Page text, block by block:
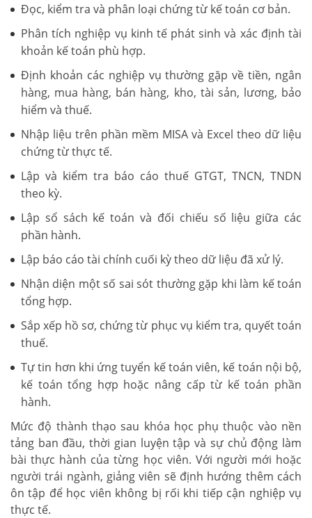
Đọc, kiểm tra và phân loại chứng từ kế toán cơ bản.
Phân tích nghiệp vụ kinh tế phát sinh và xác định tài
khoản kế toán phù hợp.
Định khoản các nghiệp vụ thường gặp về tiền, ngân
hàng, mua hàng, bán hàng, kho, tài sản, lương, bảo
hiểm và thuế.
Nhập liệu trên phần mềm MISA và Excel theo dữ liệu
chứng từ thực tế.
Lập và kiểm tra báo cáo thuế GTGT, TNCN, TNDN
theo kỳ.
Lập sổ sách kế toán và đối chiếu số liệu giữa các
phần hành.
Lập báo cáo tài chính cuối kỳ theo dữ liệu đã xử lý.
Nhận diện một số sai sót thường gặp khi làm kế toán
tổng hợp.
Sắp xếp hồ sơ, chứng từ phục vụ kiểm tra, quyết toán
thuế.
Tự tin hơn khi ứng tuyển kế toán viên, kế toán nội bộ,
kế toán tổng hợp hoặc nâng cấp từ kế toán phần
hành.
Mức độ thành thạo sau khóa học phụ thuộc vào nền
tảng ban đầu, thời gian luyện tập và sự chủ động làm
bài thực hành của từng học viên. Với người mới hoặc
người trái ngành, giảng viên sẽ định hướng thêm cách
ôn tập để học viên không bị rối khi tiếp cận nghiệp vụ
thực tế.